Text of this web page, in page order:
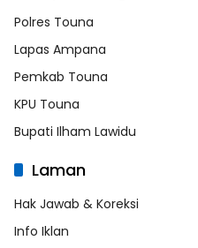
Polres Touna
Lapas Ampana
Pemkab Touna
KPU Touna
Bupati Ilham Lawidu
Laman
Hak Jawab & Koreksi
Info Iklan